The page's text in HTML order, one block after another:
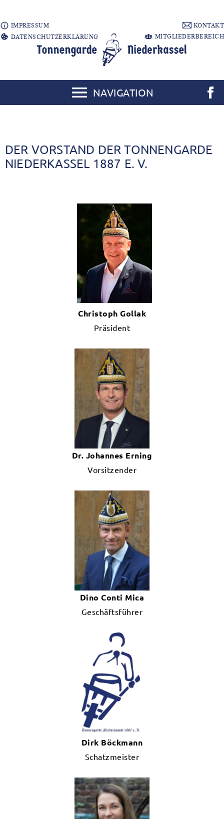
IMPRESSUM
DATENSCHUTZERKLÄRUNG
KONTAKT
MITGLIEDERBEREICH
NAVIGATION
DER VORSTAND DER TONNENGARDE
NIEDERKASSEL 1887 E. V.
Christoph Gollak
Präsident
Dr. Johannes Erning
Vorsitzender
Dino Conti Mica
Geschäftsführer
Dirk Böckmann
Schatzmeister